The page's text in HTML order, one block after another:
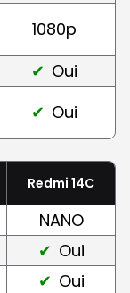
1080p
Oui
Oui
Redmi 14C
NANO
Oui
Oui